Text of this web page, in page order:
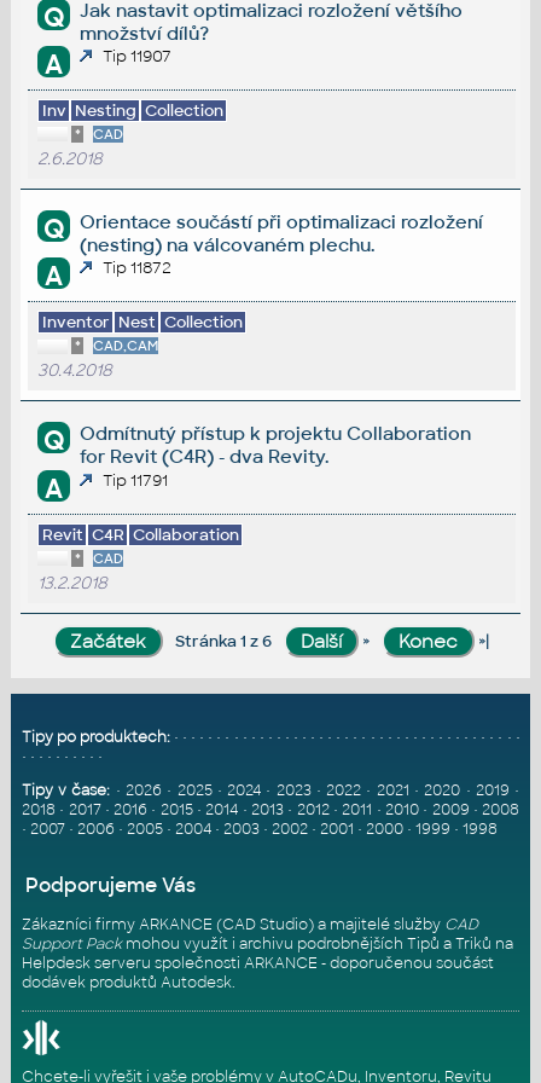
Q
Jak nastavit optimalizaci rozložení většího
množství dílů?
A Tip 11907
Inv Nesting Collection
* CAD
2.6.2018
Q
Orientace součástí při optimalizaci rozložení
(nesting) na válcovaném plechu.
A Tip 11872
Inventor Nest Collection
* CAD,CAM
30.4.2018
Q
Odmítnutý přístup k projektu Collaboration
for Revit (C4R) - dva Revity.
A Tip 11791
Revit C4R Collaboration
* CAD
13.2.2018
Stránka 1 z 6 » »|
Tipy po produktech: • • • • • • • • • • • • • • • • • • • • • • • • • • • • • • • • • • • • • • • • •
• • • • • • • • • •
Tipy v čase: • 2026 • 2025•2024 • 2023•2022 • 2021 •2020 • 2019 •
2018 • 2017•2016 • 2015•2014 •2013 • 2012•2011 • 2010• 2009 •2008
• 2007• 2006• 2005• 2004• 2003• 2002• 2001 • 2000• 1999 • 1998
Podporujeme Vás
Zákazníci firmy ARKANCE (CAD Studio) a majitelé služby CAD
Support Packmohou využít i archivu podrobnějších Tipů a Triků na
Helpdesk serveru společnosti ARKANCE - doporučenou součást
dodávek produktů Autodesk.
Chcete-li vyřešit i vaše problémy v AutoCADu, Inventoru, Revitu